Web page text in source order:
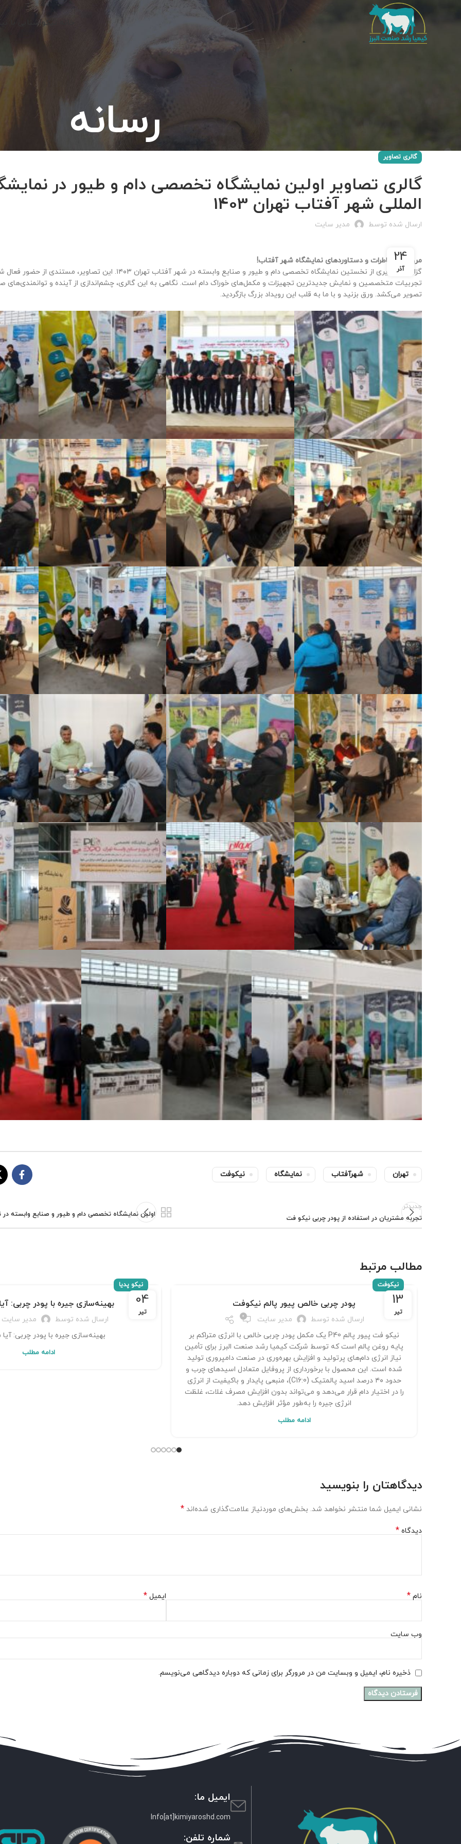
خانه نیکوآشنایی با
رسانه
گالری تصاویر
گالری تصاویر اولین نمایشگاه تخصصی دام و طیور در
المللی شهر آفتاب تهران 1403
ارسال شده توسط مدیر سایت
24
آذر
مروری بر خاطرات و دستاوردهای نمایشگاه شهر آفتاب!
گزارش تصویری از نخستین نمایشگاه تخصصی دام و طیور و صنایع وابسته در شهر آفتاب تهران
تجربیات متخصصین و نمایش جدیدترین تجهیزات و مکمل‌های خوراک دام است. نگاهی به این گالری، چشم‌اندازی از آینده و توانمندی‌های
تصویر می‌کشد. ورق بزنید و با ما به قلب این رویداد بزرگ بازگردید.
تهران شهرآفتاب نمایشگاه نیکوفت
جدیدتر
تجربه مشتریان در استفاده از پودر چربی نیکو فت
اولین نمایشگاه تخصصی دام و طیور و صنایع وابسته در
مطالب مرتبط
13
تیر
نیکوفت
پودر چربی خالص پیور پالم نیکوفت
ارسال شده توسط مدیر سایت 0
نیکو فت پیور پالم P40 یک مکمل پودر چربی خالص با انرژی متراکم بر
پایه روغن پالم است که توسط شرکت کیمیا رشد صنعت البرز برای تأمین
نیاز انرژی دام‌های پرتولید و افزایش بهره‌وری در صنعت دامپروری تولید
شده است. این محصول با برخورداری از پروفایل متعادل اسیدهای چرب و
حدود ۴۰ درصد اسید پالمتیک (C16:0)، منبعی پایدار و باکیفیت از انرژی
را در اختیار دام قرار می‌دهد و می‌تواند بدون افزایش مصرف غلات، غلظت
انرژی جیره را به‌طور مؤثر افزایش دهد.
ادامه مطلب
04
تیر
نیکو پدیا
بهینه‌سازی جیره با پودر چربی:
ارسال شده توسط مدیر سایت
بهینه‌سازی جیره با پودر چربی: آیا
ادامه مطلب
دیدگاهتان را بنویسید
نشانی ایمیل شما منتشر نخواهد شد. بخش‌های موردنیاز علامت‌گذاری شده‌اند *
دیدگاه *
نام * ایمیل *
وب‌ سایت
ذخیره نام، ایمیل و وبسایت من در مرورگر برای زمانی که دوباره دیدگاهی می‌نویسم.
ایمیل ما:
Info[at]kimiyaroshd.com
شماره تلفن: